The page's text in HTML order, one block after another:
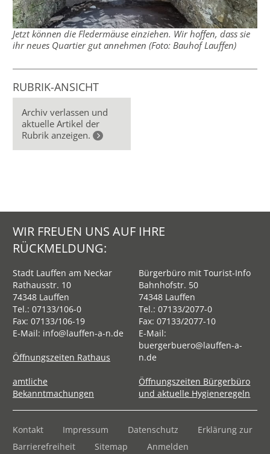
Jetzt können die Fledermäuse einziehen. Wir hoffen, dass sie
ihr neues Quartier gut annehmen (Foto: Bauhof Lauffen)
RUBRIK-ANSICHT
Archiv verlassen und
aktuelle Artikel der
Rubrik anzeigen.
WIR FREUEN UNS AUF IHRE
RÜCKMELDUNG:
Stadt Lauffen am Neckar
Rathausstr. 10
74348 Lauffen
Tel.: 07133/106-0
Fax: 07133/106-19
E-Mail: info@lauffen-a-n.de
Öffnungszeiten Rathaus
amtliche
Bekanntmachungen
Bürgerbüro mit Tourist-Info
Bahnhofstr. 50
74348 Lauffen
Tel.:07133/2077-0
Fax: 07133/2077-10
E-Mail:
buergerbuero@lauffen-a-
n.de
Öffnungszeiten Bürgerbüro
und aktuelle Hygieneregeln
Kontakt Impressum Datenschutz
Erklärung zur
Barrierefreiheit
Sitemap Anmelden